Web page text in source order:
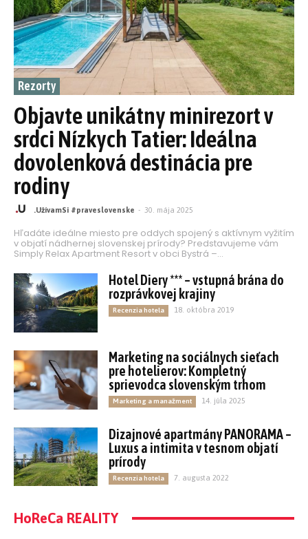
Rezorty
Objavte unikátny minirezort v
srdci Nízkych Tatier: Ideálna
dovolenková destinácia pre
rodiny
.UžívamSi #praveslovenske - 30. mája 2025
Hľadáte ideálne miesto pre oddych spojený s aktívnym vyžitím
v objatí nádhernej slovenskej prírody? Predstavujeme vám
Simply Relax Apartment Resort v obci Bystrá –...
Hotel Diery *** – vstupná brána do
rozprávkovej krajiny
Recenzia hotela 18. októbra 2019
Marketing na sociálnych sieťach
pre hotelierov: Kompletný
sprievodca slovenským trhom
Marketing a manažment 14. júla 2025
Dizajnové apartmány PANORAMA –
Luxus a intimita v tesnom objatí
prírody
Recenzia hotela 7. augusta 2022
HoReCa REALITY